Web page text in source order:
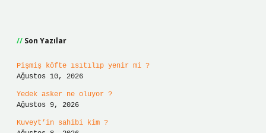
Son Yazılar
Pişmiş köfte ısıtılıp yenir mi ?
Ağustos 10, 2026
Yedek asker ne oluyor ?
Ağustos 9, 2026
Kuveyt’in sahibi kim ?